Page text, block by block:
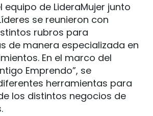
equipo de LideraMujer junto
se reunieron con
rubros para
de manera especializada en
En el marco del
Emprendo”, se
herramientas para
los distintos negocios de